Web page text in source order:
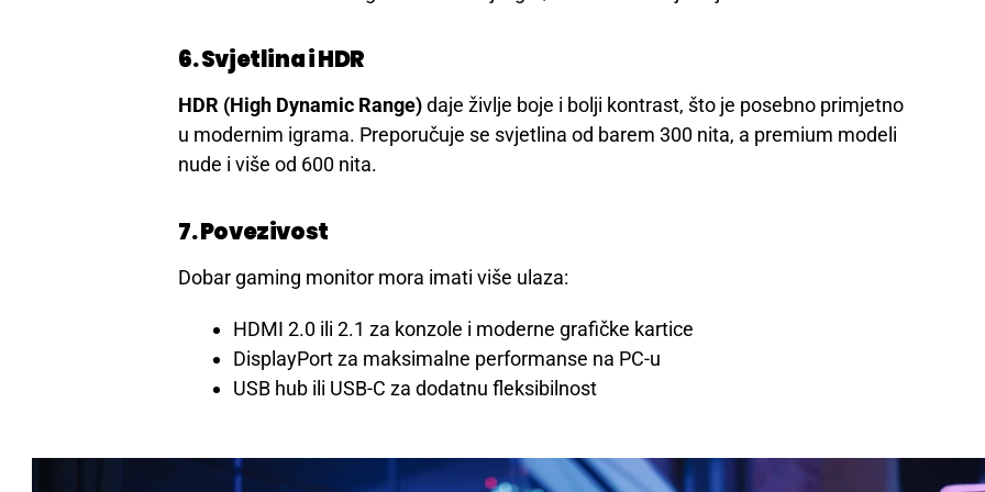
6. Svjetlina i HDR
HDR (High Dynamic Range)daje življe boje i bolji kontrast, što je posebno primjetno
u modernim igrama. Preporučuje se svjetlina od barem 300 nita, a premium modeli
nude i više od 600 nita.
7. Povezivost
Dobar gaming monitor mora imati više ulaza:
HDMI 2.0 ili 2.1 za konzole i moderne grafičke kartice
DisplayPort za maksimalne performanse na PC-u
USB hub ili USB-C za dodatnu fleksibilnost